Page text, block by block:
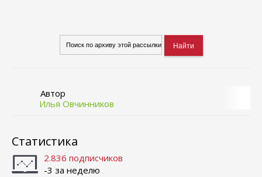
Автор
Илья Овчинников
Статистика
2.836 подписчиков
-3 за неделю